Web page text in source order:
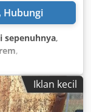
Hubungi
sepenuhnya,
,
Iklan kecil